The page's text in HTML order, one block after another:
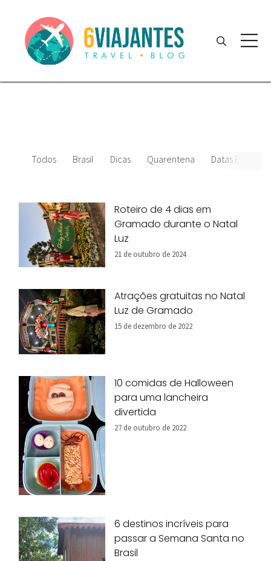
Todos Brasil Dicas Quarentena Datas Especiais
Roteiro de 4 dias em
Gramado durante o Natal
Luz
21 de outubro de 2024
Atrações gratuitas no Natal
Luz de Gramado
15 de dezembro de 2022
10 comidas de Halloween
para uma lancheira
divertida
27 de outubro de 2022
6 destinos incríveis para
passar a Semana Santa no
Brasil